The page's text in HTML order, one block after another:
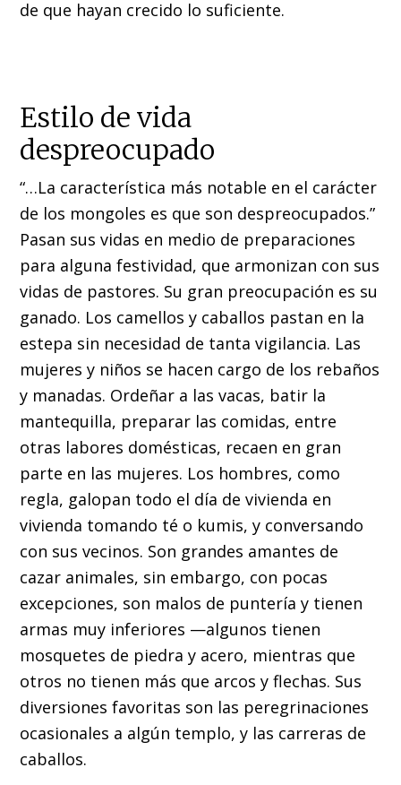
de que hayan crecido lo suficiente.
Estilo de vida
despreocupado
“…La característica más notable en el carácter
de los mongoles es que son despreocupados.”
Pasan sus vidas en medio de preparaciones
para alguna festividad, que armonizan con sus
vidas de pastores. Su gran preocupación es su
ganado. Los camellos y caballos pastan en la
estepa sin necesidad de tanta vigilancia. Las
mujeres y niños se hacen cargo de los rebaños
y manadas. Ordeñar a las vacas, batir la
mantequilla, preparar las comidas, entre
otras labores domésticas, recaen en gran
parte en las mujeres. Los hombres, como
regla, galopan todo el día de vivienda en
vivienda tomando té o kumis, y conversando
con sus vecinos. Son grandes amantes de
cazar animales, sin embargo, con pocas
excepciones, son malos de puntería y tienen
armas muy inferiores —algunos tienen
mosquetes de piedra y acero, mientras que
otros no tienen más que arcos y flechas. Sus
diversiones favoritas son las peregrinaciones
ocasionales a algún templo, y las carreras de
caballos.